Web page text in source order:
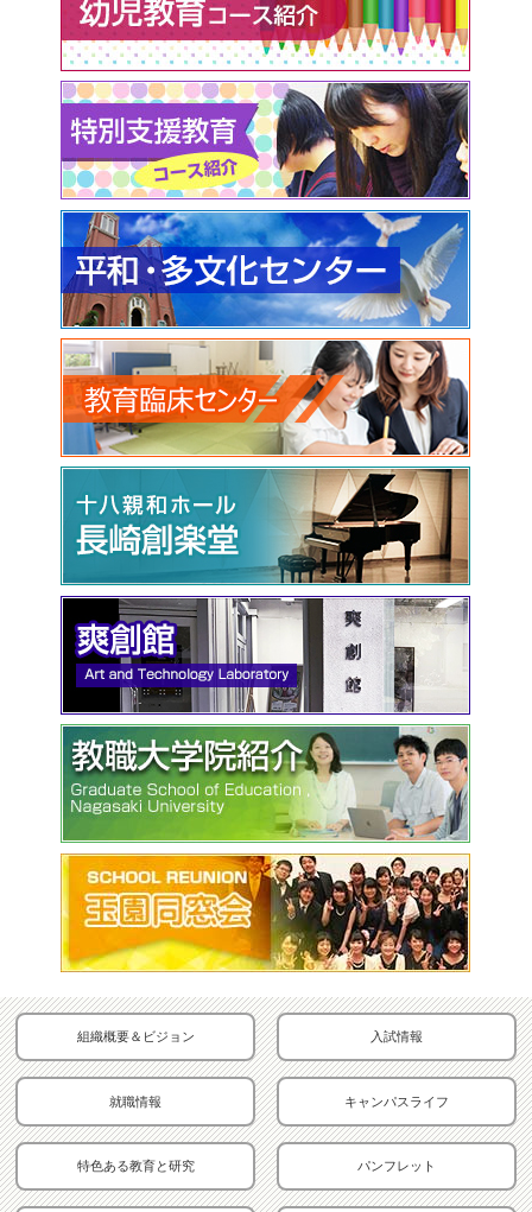
組織概要＆ビジョン 入試情報
就職情報 キャンパスライフ
特色ある教育と研究 パンフレット